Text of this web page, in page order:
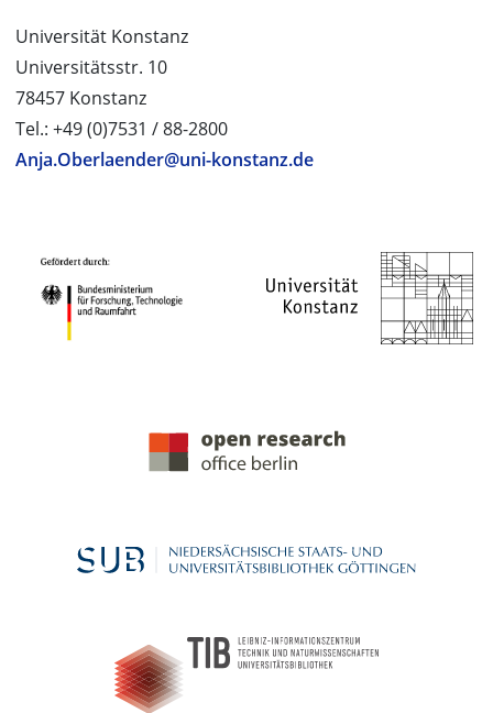
Universität Konstanz
Universitätsstr. 10
78457 Konstanz
Tel.: +49 (0)7531 / 88-2800
Anja.Oberlaender@uni-konstanz.de